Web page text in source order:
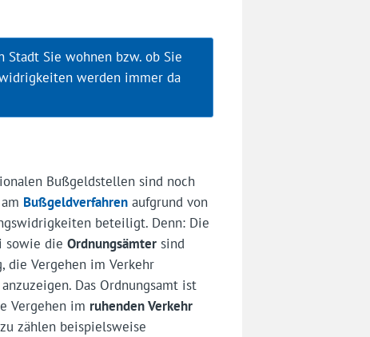
Sie wohnen bzw. ob Sie
werden immer da
Bußgeldstellen sind noch
am Bußgeldverfahren aufgrund von
beteiligt. Denn: Die
sowie dieOrdnungsämter sind
die Vergehen im Verkehr
Das Ordnungsamt ist
Vergehen im ruhenden Verkehr
zählen beispielsweise